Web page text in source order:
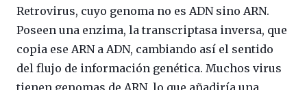
Retrovirus, cuyo genoma no es ADN sino ARN.
Poseen una enzima, la transcriptasa inversa, que
copia ese ARN a ADN, cambiando así el sentido
del flujo de información genética. Muchos virus